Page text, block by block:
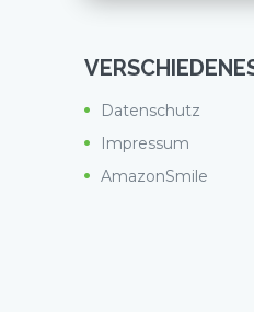
Datenschutz
Impressum
AmazonSmile